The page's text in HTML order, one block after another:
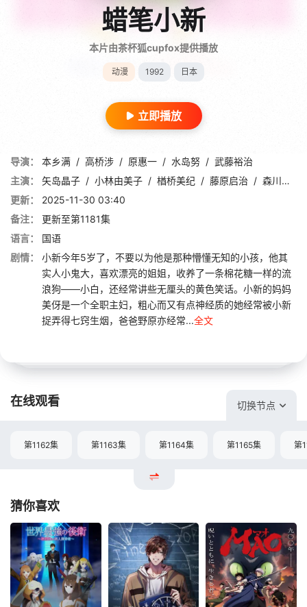
蜡笔小新
本片由茶杯狐cupfox提供播放
动漫 1992 日本
立即播放
导演： 本乡满 / 高桥涉 / 原惠一 / 水岛努 / 武藤裕治
主演：
矢岛晶子 / 小林由美子 / 楢桥美纪 / 藤原启治 / 森川智之
更新：
2025-11-30 03:40
备注：
更新至第1181集
语言：
国语
剧情：
小新今年5岁了，不要以为他是那种懵懂无知的小孩，他其
实人小鬼大，喜欢漂亮的姐姐，收养了一条棉花糖一样的流
浪狗——小白，还经常讲些无厘头的黄色笑话。小新的妈妈
美伢是一个全职主妇，粗心而又有点神经质的她经常被小新
捉弄得七窍生烟，爸爸野原亦经常...全文
在线观看 切换节点
第1162集 第1163集 第1164集 第1165集 第
猜你喜欢